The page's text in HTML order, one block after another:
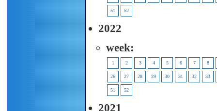
51 52
2022
week:
1 2 3 4 5 6 7 8
26 27 28 29 30 31 32 33
51 52
2021